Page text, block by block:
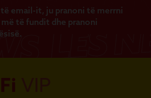
email-it, ju pranoni të merrni
të fundit dhe pranoni